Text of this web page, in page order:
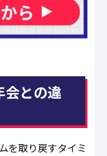
会との違
を取り戻すタイミ